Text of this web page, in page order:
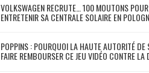
VOLKSWAGEN RECRUTE… 100 MOUTONS POUR
ENTRETENIR SA CENTRALE SOLAIRE EN
POPPINS : POURQUOI LA HAUTE AUTORITÉ DE
FAIRE REMBOURSER CE JEU VIDÉO CONTRE LA